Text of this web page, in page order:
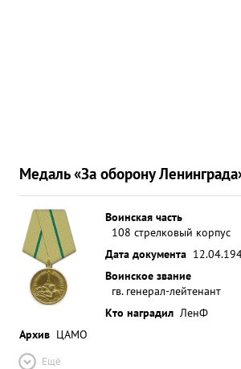
Медаль «За оборону
Воинская часть
108 стрелковый корпус
Дата документа
Воинское звание
гв. генерал-лейтенант
Кто наградил ЛенФ
Архив ЦАМО
Ещё